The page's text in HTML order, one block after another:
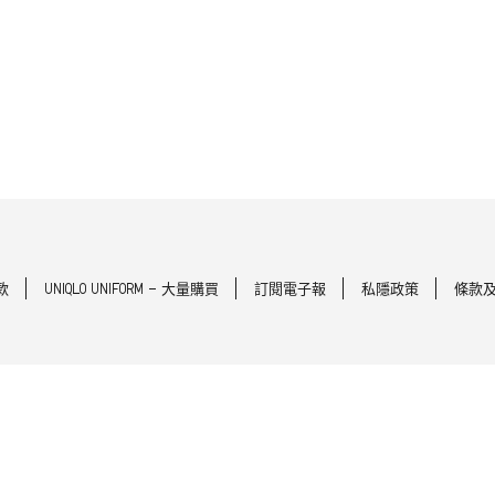
UNIQLO UNIFORM - 大量購買 訂閱電子報 私隱政策 條款